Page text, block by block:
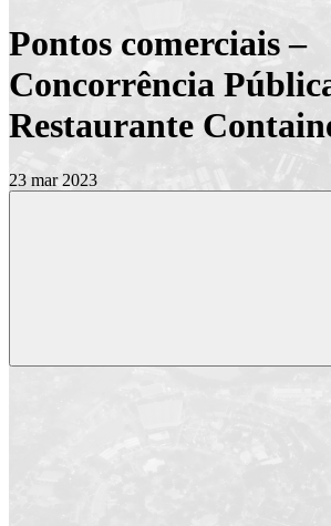
Pontos comerciais –
Concorrência
Restaurante
23 mar 2023
Compartilhar